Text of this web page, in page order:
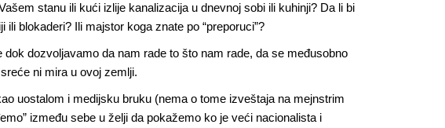
stanu ili kući izlije kanalizacija u dnevnoj sobi ili kuhinji? Da li bi
blokaderi? Ili majstor koga znate po “preporuci”?
dozvoljavamo da nam rade to što nam rade, da se međusobno
ni mira u ovoj zemlji.
uostalom i medijsku bruku (nema o tome izveštaja na mejnstrim
između sebe u želji da pokažemo ko je veći nacionalista i